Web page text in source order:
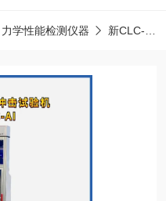
力学性能检测仪器 新CLC-AI-落锤冲击试验机